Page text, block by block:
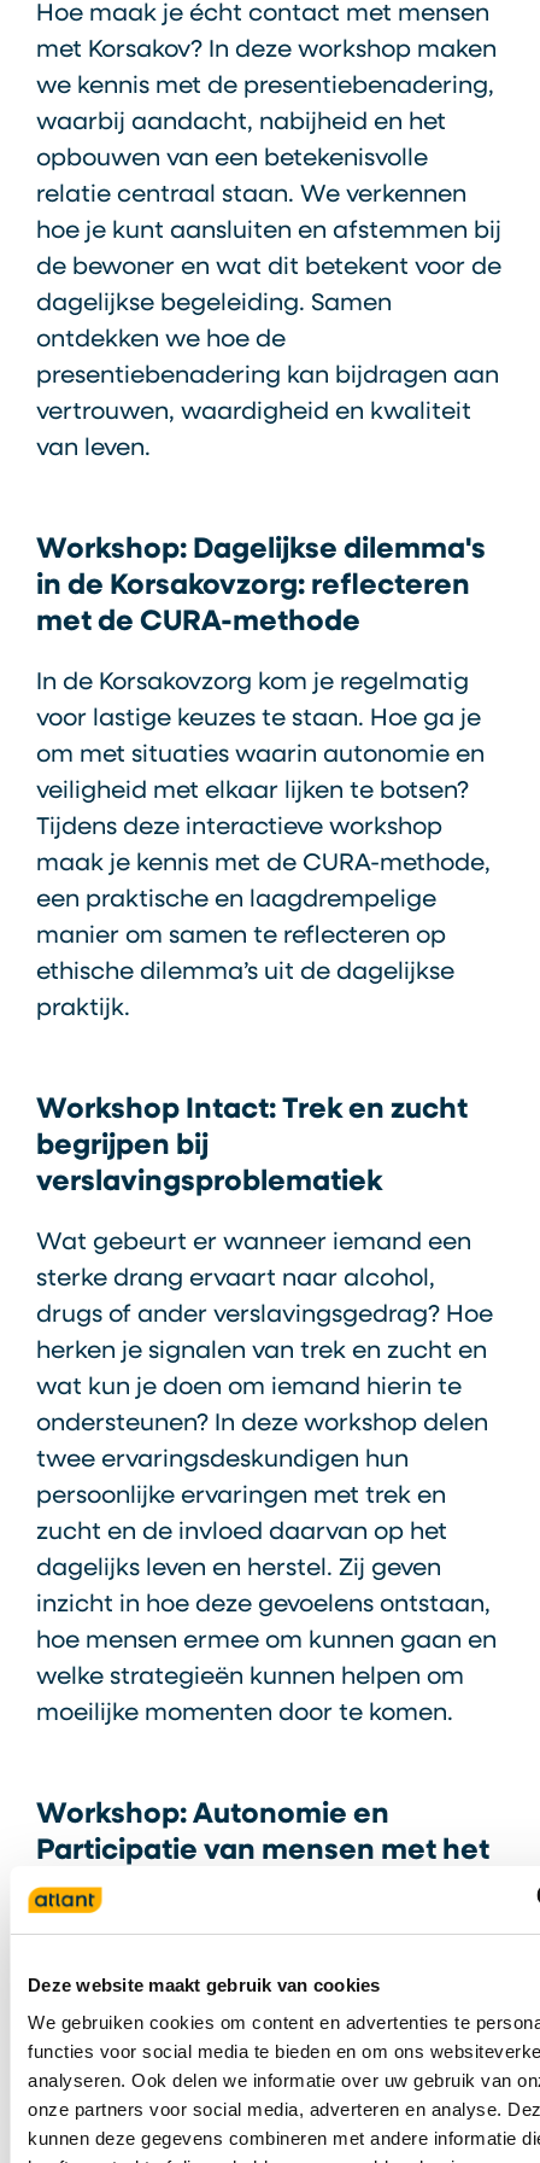
Deze website maakt gebruik van cookies
We gebruiken cookies om content en advertenties te
functies voor social media te bieden en om ons
analyseren. Ook delen we informatie over uw gebruik van
onze partners voor social media, adverteren en analyse.
kunnen deze gegevens combineren met andere informatie
Hoe maak je écht contact met mensen
met Korsakov? In deze workshop maken
we kennis met de presentiebenadering,
waarbij aandacht, nabijheid en het
opbouwen van een betekenisvolle
relatie centraal staan. We verkennen
hoe je kunt aansluiten en afstemmen bij
de bewoner en wat dit betekent voor de
dagelijkse begeleiding. Samen
ontdekken we hoe de
presentiebenadering kan bijdragen aan
vertrouwen, waardigheid en kwaliteit
van leven.
Workshop: Dagelijkse dilemma's
in de Korsakovzorg: reflecteren
met de CURA-methode
In de Korsakovzorg kom je regelmatig
voor lastige keuzes te staan. Hoe ga je
om met situaties waarin autonomie en
veiligheid met elkaar lijken te botsen?
Tijdens deze interactieve workshop
maak je kennis met de CURA-methode,
een praktische en laagdrempelige
manier om samen te reflecteren op
ethische dilemma’s uit de dagelijkse
praktijk.
Workshop Intact: Trek en zucht
begrijpen bij
verslavingsproblematiek
Wat gebeurt er wanneer iemand een
sterke drang ervaart naar alcohol,
drugs of ander verslavingsgedrag? Hoe
herken je signalen van trek en zucht en
wat kun je doen om iemand hierin te
ondersteunen? In deze workshop delen
twee ervaringsdeskundigen hun
persoonlijke ervaringen met trek en
zucht en de invloed daarvan op het
dagelijks leven en herstel. Zij geven
inzicht in hoe deze gevoelens ontstaan,
hoe mensen ermee om kunnen gaan en
welke strategieën kunnen helpen om
moeilijke momenten door te komen.
Workshop: Autonomie en
Participatie van mensen met het
syndroom van Korsakov
de eerste bevindingen van ons
onderzoek naar participatie en
autonomie bij mensen met het
syndroom van Korsakov. We laten zien
wat bewoners, naasten en